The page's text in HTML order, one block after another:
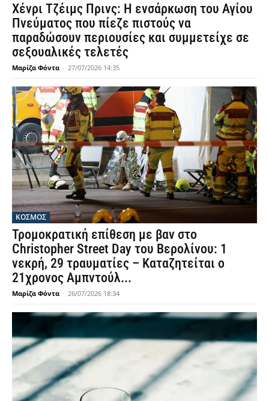
Χένρι Τζέιμς Πρινς: Η ενσάρκωση του Αγίου
Πνεύματος που πίεζε πιστούς να
παραδώσουν περιουσίες και συμμετείχε σε
σεξουαλικές τελετές
Μαρίζα Φόντα - 27/07/2026 14:35
ΚΟΣΜΟΣ
Τρομοκρατική επίθεση με βαν στο
Christopher Street Day του Βερολίνου: 1
νεκρή, 29 τραυματίες – Καταζητείται ο
21χρονος Αμπντούλ...
Μαρίζα Φόντα - 26/07/2026 18:34